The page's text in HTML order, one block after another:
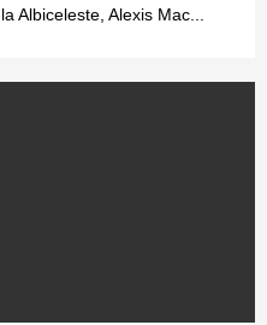
Albiceleste, Alexis Mac...